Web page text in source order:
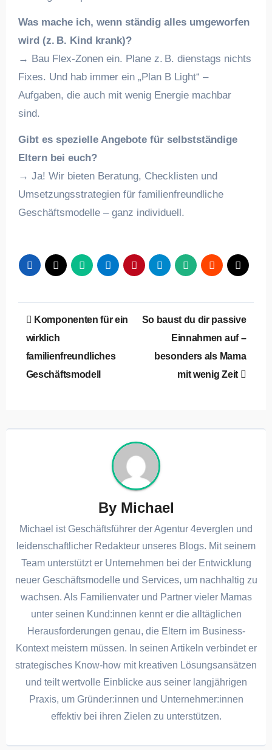
Was mache ich, wenn ständig alles umgeworfen
wird (z. B. Kind krank)?
→ Bau Flex-Zonen ein. Plane z. B. dienstags nichts
Fixes. Und hab immer ein „Plan B Light“ –
Aufgaben, die auch mit wenig Energie machbar
sind.
Gibt es spezielle Angebote für selbstständige
Eltern bei euch?
→ Ja! Wir bieten Beratung, Checklisten und
Umsetzungsstrategien für familienfreundliche
Geschäftsmodelle – ganz individuell.
Beitragsnavigation
Komponenten für ein
wirklich
familienfreundliches
Geschäftsmodell
So baust du dir passive
Einnahmen auf –
besonders als Mama
mit wenig Zeit
By Michael
Michael ist Geschäftsführer der Agentur 4everglen und
leidenschaftlicher Redakteur unseres Blogs. Mit seinem
Team unterstützt er Unternehmen bei der Entwicklung
neuer Geschäftsmodelle und Services, um nachhaltig zu
wachsen. Als Familienvater und Partner vieler Mamas
unter seinen Kund:innen kennt er die alltäglichen
Herausforderungen genau, die Eltern im Business-
Kontext meistern müssen. In seinen Artikeln verbindet er
strategisches Know-how mit kreativen Lösungsansätzen
und teilt wertvolle Einblicke aus seiner langjährigen
Praxis, um Gründer:innen und Unternehmer:innen
effektiv bei ihren Zielen zu unterstützen.